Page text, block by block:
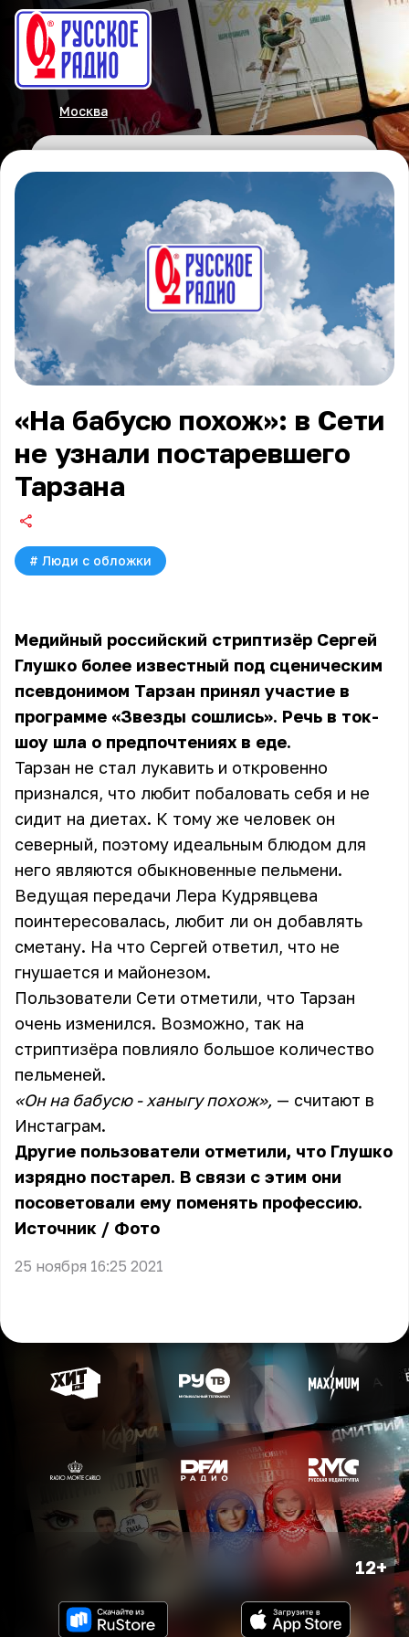
Москва
«На бабусю похож»: в Сети
не узнали постаревшего
Тарзана
# Люди с обложки
Медийный российский стриптизёр Сергей
Глушко более известный под сценическим
псевдонимом Тарзан принял участие в
программе «Звезды сошлись». Речь в ток-
шоу шла о предпочтениях в еде.
Тарзан не стал лукавить и откровенно
признался, что любит побаловать себя и не
сидит на диетах. К тому же человек он
северный, поэтому идеальным блюдом для
него являются обыкновенные пельмени.
Ведущая передачи Лера Кудрявцева
поинтересовалась, любит ли он добавлять
сметану. На что Сергей ответил, что не
гнушается и майонезом.
Пользователи Сети отметили, что Тарзан
очень изменился. Возможно, так на
стриптизёра повлияло большое количество
пельменей.
«Он на бабусю - ханыгу похож», — считают в
Инстаграм.
Другие пользователи отметили, что Глушко
изрядно постарел. В связи с этим они
посоветовали ему поменять профессию.
Источник / Фото
25 ноября 16:25 2021
12+